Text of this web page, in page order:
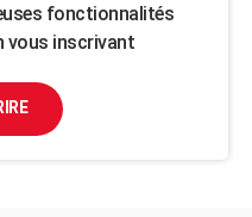
fonctionnalités
vous inscrivant